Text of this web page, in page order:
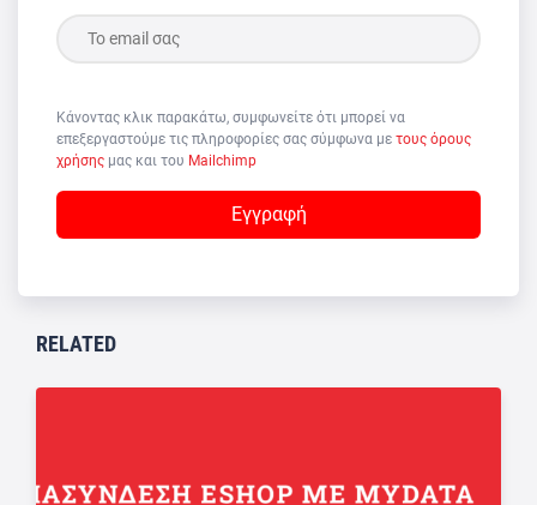
Κάνοντας κλικ παρακάτω, συμφωνείτε ότι μπορεί να
επεξεργαστούμε τις πληροφορίες σας σύμφωνα με τους όρους
χρήσης μας και του Mailchimp
RELATED